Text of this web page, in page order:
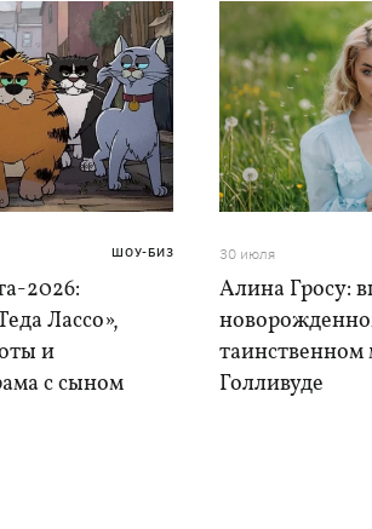
ШОУ-БИЗ
2026:
Лассо»,
и
с сыном
30 июля
Алина Гросу:
таинственном
Голливуде